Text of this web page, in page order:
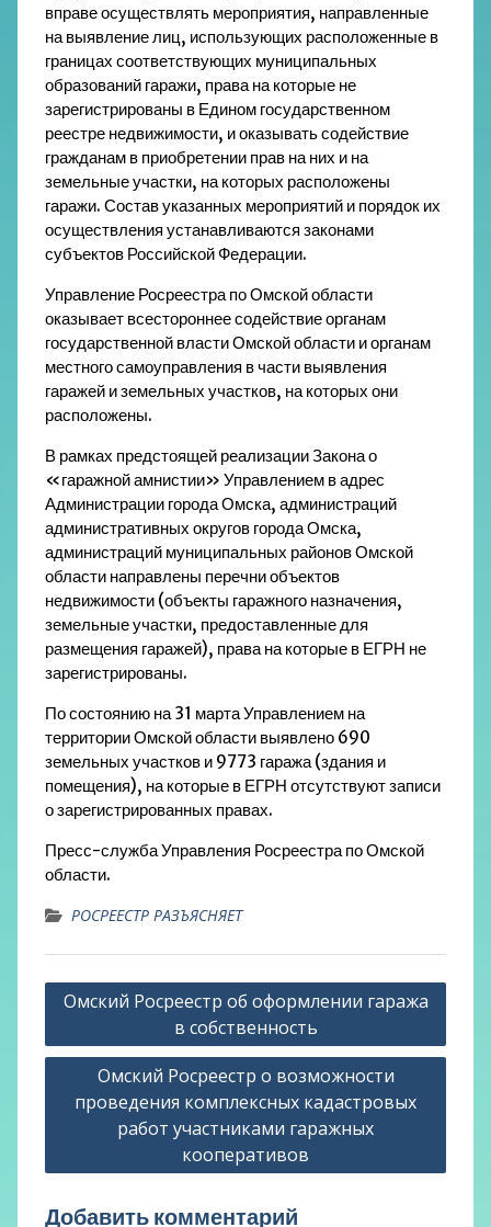
вправе осуществлять мероприятия, направленные
на выявление лиц, использующих расположенные в
границах соответствующих муниципальных
образований гаражи, права на которые не
зарегистрированы в Едином государственном
реестре недвижимости, и оказывать содействие
гражданам в приобретении прав на них и на
земельные участки, на которых расположены
гаражи. Состав указанных мероприятий и порядок их
осуществления устанавливаются законами
субъектов Российской Федерации.
Управление Росреестра по Омской области
оказывает всестороннее содействие органам
государственной власти Омской области и органам
местного самоуправления в части выявления
гаражей и земельных участков, на которых они
расположены.
В рамках предстоящей реализации Закона о
«гаражной амнистии» Управлением в адрес
Администрации города Омска, администраций
административных округов города Омска,
администраций муниципальных районов Омской
области направлены перечни объектов
недвижимости (объекты гаражного назначения,
земельные участки, предоставленные для
размещения гаражей), права на которые в ЕГРН не
зарегистрированы.
По состоянию на 31 марта Управлением на
территории Омской области выявлено 690
земельных участков и 9773 гаража (здания и
помещения), на которые в ЕГРН отсутствуют записи
о зарегистрированных правах.
Пресс-служба Управления Росреестра по Омской
области.
РОСРЕЕСТР РАЗЪЯСНЯЕТ
Навигация
записям
Омский Росреестр об оформлении гаража
в собственность
Омский Росреестр о возможности
проведения комплексных кадастровых
работ участниками гаражных
кооперативов
Добавить комментарий